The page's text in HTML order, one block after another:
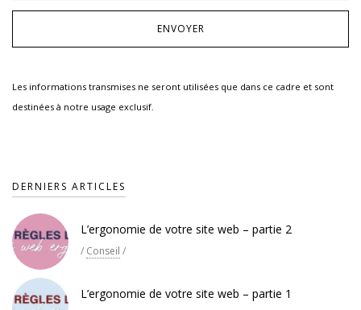
Les informations transmises ne seront utilisées que dans ce cadre et sont
destinées à notre usage exclusif.
DERNIERS ARTICLES
L’ergonomie de votre site web – partie 2
/ Conseil /
L’ergonomie de votre site web – partie 1